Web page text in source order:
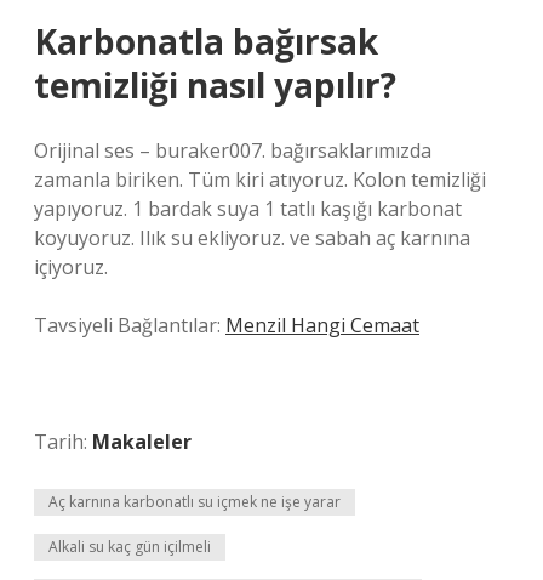
Karbonatla bağırsak
temizliği nasıl yapılır?
Orijinal ses – buraker007. bağırsaklarımızda
zamanla biriken. Tüm kiri atıyoruz. Kolon temizliği
yapıyoruz. 1 bardak suya 1 tatlı kaşığı karbonat
koyuyoruz. Ilık su ekliyoruz. ve sabah aç karnına
içiyoruz.
Tavsiyeli Bağlantılar: Menzil Hangi Cemaat
Tarih: Makaleler
Aç karnına karbonatlı su içmek ne işe yarar
Alkali su kaç gün içilmeli